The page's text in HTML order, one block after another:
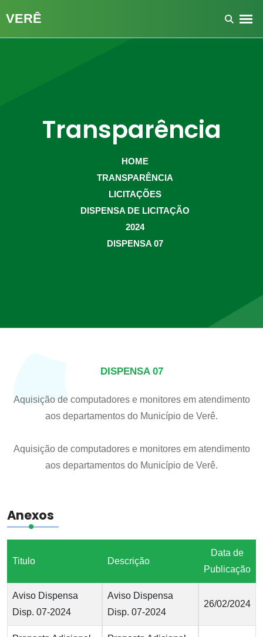
Transparência
HOME
TRANSPARÊNCIA
LICITAÇÕES
DISPENSA DE LICITAÇÃO
2024
DISPENSA 07
DISPENSA 07
Aquisição de computadores e monitores em atendimento
aos departamentos do Município de Verê.
Aquisição de computadores e monitores em atendimento
aos departamentos do Município de Verê.
Anexos
Titulo Descrição
Data de
Publicação
Aviso Dispensa
Disp. 07-2024
Aviso Dispensa
Disp. 07-2024
26/02/2024